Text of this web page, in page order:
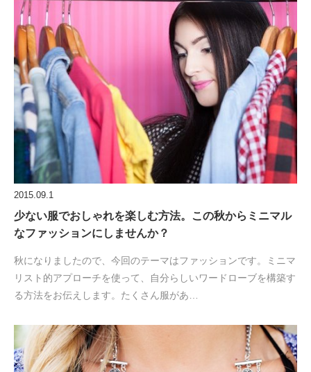
2015.09.1
少ない服でおしゃれを楽しむ方法。この秋からミニマル
なファッションにしませんか？
秋になりましたので、今回のテーマはファッションです。ミニマ
リスト的アプローチを使って、自分らしいワードローブを構築す
る方法をお伝えします。たくさん服があ…